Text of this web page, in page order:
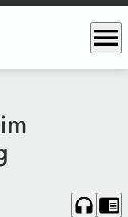
menu
headphones chrome_reader_mode